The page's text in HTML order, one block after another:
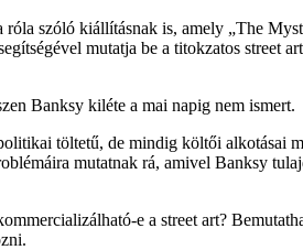
szóló kiállításnak is, amely „The
mutatja be a titokzatos street
Banksy kiléte a mai napig nem ismert.
töltetű, de mindig költői alkotásai
mutatnak rá, amivel Banksy
e a street art?